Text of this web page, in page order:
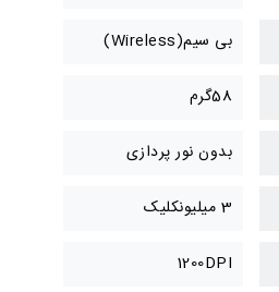
بی سیم(Wireless)
58گرم
بدون نور پردازی
3 میلیونکلیک
1200DPI